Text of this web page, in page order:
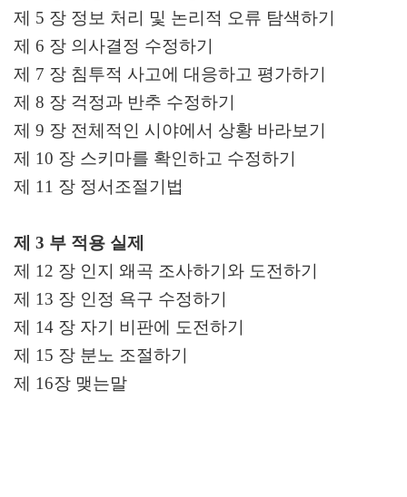
제 5 장 정보 처리 및 논리적 오류 탐색하기
제 6 장 의사결정 수정하기
제 7 장 침투적 사고에 대응하고 평가하기
제 8 장 걱정과 반추 수정하기
제 9 장 전체적인 시야에서 상황 바라보기
제 10 장 스키마를 확인하고 수정하기
제 11 장 정서조절기법
제 3 부 적용 실제
제 12 장 인지 왜곡 조사하기와 도전하기
제 13 장 인정 욕구 수정하기
제 14 장 자기 비판에 도전하기
제 15 장 분노 조절하기
제 16장 맺는말